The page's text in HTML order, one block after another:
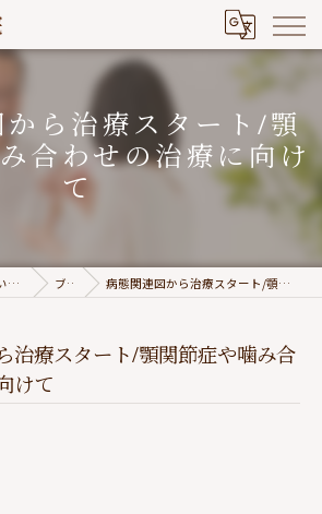
から治療スタート/顎
合わせの治療に向け
て
府中市の歯医者は高い志を持つこすが歯科医院 ブログ 病態関連図から治療スタート/顎関節症や噛み合わせの治療に向けて
治療スタート/顎関節症や噛み合
けて